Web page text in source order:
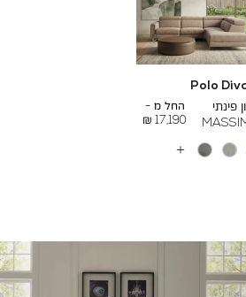
Polo
פינתי
החל מ -
17,190 ₪
To
26,000 ₪
עוד